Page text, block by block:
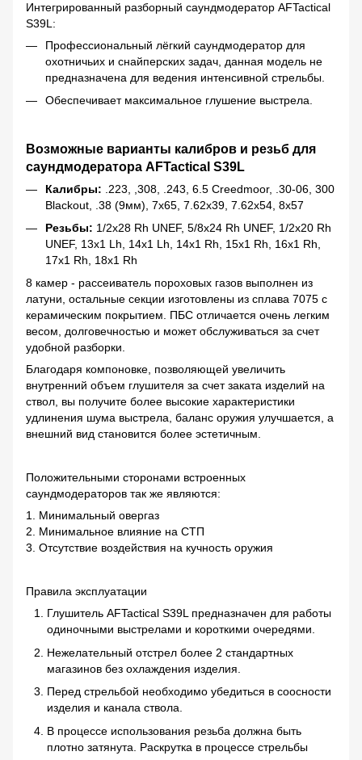
Интегрированный разборный саундмодератор AFTactical
S39L:
Профессиональный лёгкий саундмодератор для
охотничьих и снайперских задач, данная модель не
предназначена для ведения интенсивной стрельбы.
Обеспечивает максимальное глушение выстрела.
Возможные варианты калибров и резьб для
саундмодератора AFTactical S39L
Калибры: .223, ,308, .243, 6.5 Creedmoor, .30-06, 300
Blackout, .38 (9мм), 7x65, 7.62x39, 7.62x54, 8x57
Резьбы: 1/2x28 Rh UNEF, 5/8x24 Rh UNEF, 1/2x20 Rh
UNEF, 13x1 Lh, 14x1 Lh, 14x1 Rh, 15x1 Rh, 16x1 Rh,
17x1 Rh, 18x1 Rh
8 камер - рассеиватель пороховых газов выполнен из
латуни, остальные секции изготовлены из сплава 7075 с
керамическим покрытием. ПБС отличается очень легким
весом, долговечностью и может обслуживаться за счет
удобной разборки.
Благодаря компоновке, позволяющей увеличить
внутренний объем глушителя за счет заката изделий на
ствол, вы получите более высокие характеристики
удлинения шума выстрела, баланс оружия улучшается, а
внешний вид становится более эстетичным.
Положительными сторонами встроенных
саундмодераторов так же являются:
1. Минимальный овергаз
2. Минимальное влияние на СТП
3. Отсутствие воздействия на кучность оружия
Правила эксплуатации
Глушитель AFTactical S39L предназначен для работы
одиночными выстрелами и короткими очередями.
Нежелательный отстрел более 2 стандартных
магазинов без охлаждения изделия.
Перед стрельбой необходимо убедиться в соосности
изделия и канала ствола.
В процессе использования резьба должна быть
плотно затянута. Раскрутка в процессе стрельбы